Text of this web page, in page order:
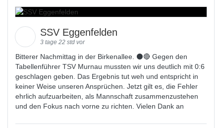
SSV Eggenfelden
3 tage 22 std vor
Bitterer Nachmittag in der Birkenallee. ⚫🔴 Gegen den
Tabellenführer TSV Murnau mussten wir uns deutlich mit 0:6
geschlagen geben. Das Ergebnis tut weh und entspricht in
keiner Weise unseren Ansprüchen. Jetzt gilt es, die Fehler
ehrlich aufzuarbeiten, als Mannschaft zusammenzustehen
und den Fokus nach vorne zu richten. Vielen Dank an